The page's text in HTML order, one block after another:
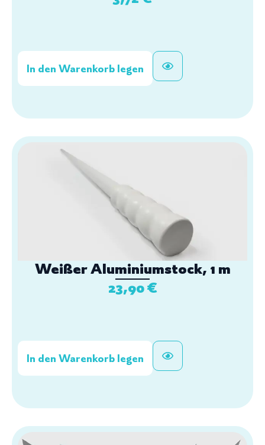
In den Warenkorb legen
Weißer Aluminiumstock, 1 m
23,90€
In den Warenkorb legen